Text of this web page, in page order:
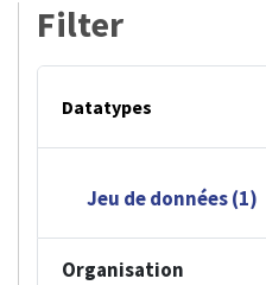
Filter
Datatypes
Jeu de données (1)
Organisation